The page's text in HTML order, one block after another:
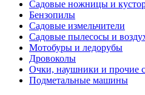
Садовые ножницы и
Бензопилы
Садовые измельчители
Садовые пылесосы и
Мотобуры и ледорубы
Дровоколы
Очки, наушники и прочие
Подметальные машины